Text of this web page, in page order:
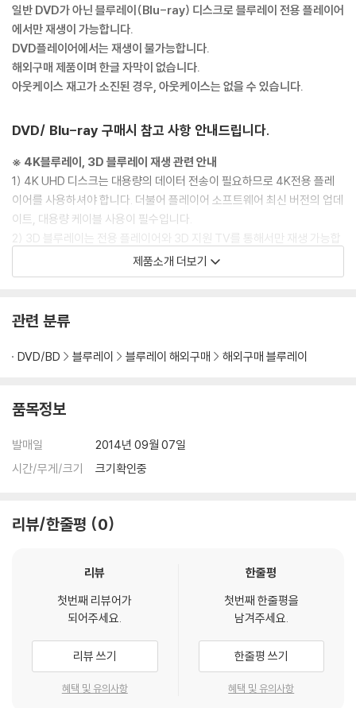
일반 DVD가 아닌 블루레이(Blu-ray) 디스크로 블루레이 전용 플레이어
에서만 재생이 가능합니다.
DVD플레이어에서는 재생이 불가능합니다.
해외구매 제품이며 한글 자막이 없습니다.
아웃케이스 재고가 소진된 경우, 아웃케이스는 없을 수 있습니다.
DVD/ Blu-ray 구매시 참고 사항 안내드립니다.
※ 4K블루레이, 3D 블루레이 재생 관련 안내
1) 4K UHD 디스크는 대용량의 데이터 전송이 필요하므로 4K전용 플레
이어를 사용하셔야 합니다. 더불어 플레이어 소프트웨어 최신 버전의 업데
이트, 대용량 케이블 사용이 필수입니다.
2) 3D 블루레이는 전용 플레이어와 3D 지원 TV를 통해서만 재생 가능합
1) 제작/배송 과정에서 경미한 아웃케이스 주름, 모서리 눌림 및 갈라짐이
발생할 수 있습니다. 반품을 원하실 경우 미개봉 상태로 문의 부탁드립니
다.
3) 렌티큘러 스틸북의 경우, 보호필름이 붙어 판매되기도 합니다. 보호필
4) 본품 보호를 위해 노란색의 카톤 박스로 재포장한 경우, 카톤박스 손상
에 의한 교환/반품은 불가합니다.
환/반품이 제한될 수 있습니다.
1) 기기 문제로 인해 발생하는 재생 불량 현상에 대해서는 반품/교환이 불
가하니 최신 소프트웨어로 업데이트된 DVD/BD 전용 기기에서 재생하실
것을 권유해 드립니다.
2) 정전기와 먼지로 인해 재생이 원활하지 않은 경우가 있습니다. 디스크
를 마른 천으로 닦으시거나, DVD 클리너 등 전용 제품을 이용하면 대부분
해결됩니다.
3) 일부 PC 연결형 ODD의 경우 호환 상의 문제로 정상적인 디스크도 재
제품소개 더보기
관련 분류
DVD/BD 블루레이 블루레이 해외구매 해외구매 블루레이
품목정보
발매일
2014년 09월 07일
시간/무게/크기
크기확인중
리뷰/한줄평 0
리뷰
첫번째 리뷰어가
되어주세요.
리뷰 쓰기
혜택 및 유의사항
한줄평
첫번째 한줄평을
남겨주세요.
한줄평 쓰기
혜택 및 유의사항